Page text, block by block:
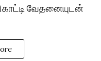
வேதனையுடன்